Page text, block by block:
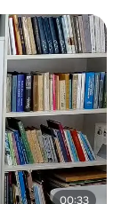
00:33